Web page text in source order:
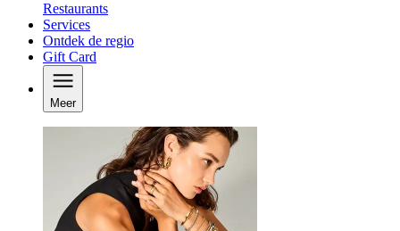
Restaurants
Services
Ontdek de regio
Gift Card
Meer